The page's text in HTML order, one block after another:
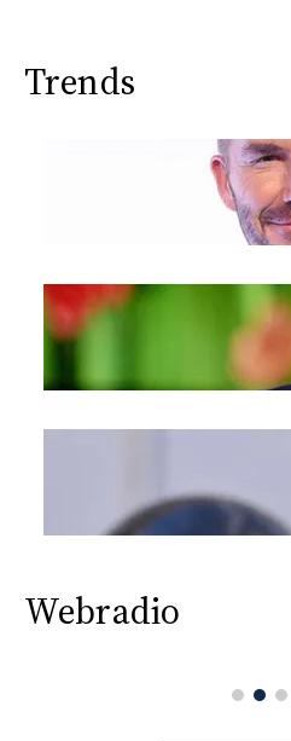
Trends
Webradio